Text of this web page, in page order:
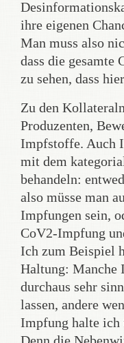
ihre eigenen
Man muss also
dass die gesamte
zu sehen, dass
Zu den
Produzenten,
Impfstoffe. Auch
mit dem
behandeln:
also müsse man
Impfungen sein,
CoV2-Impfung
Ich zum Beispiel
Haltung: Manche
durchaus sehr
lassen, andere
Impfung halte ich